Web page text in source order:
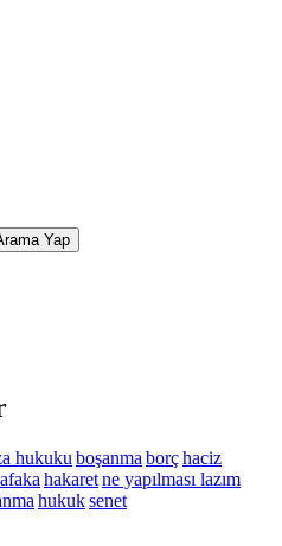
hukuku boşanma borçhaciz
hakaretne yapılması lazım
hukuksenet